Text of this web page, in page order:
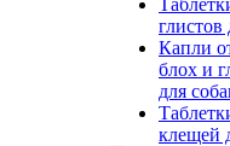
глистов
Капли
блох и
для
клещей